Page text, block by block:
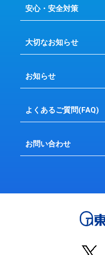
安心・安全対策
大切なお知らせ
お知らせ
よくあるご質問(FAQ)
お問い合わせ